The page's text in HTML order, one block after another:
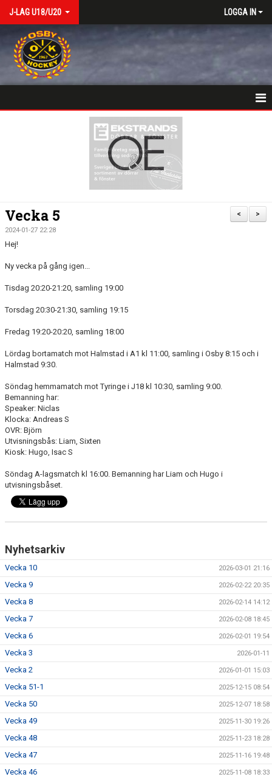
J-LAG U18/U20 LOGGA IN
TRUPPEN
KONTAKT
>
<
Vecka 5
2024-01-27 22:28
Hej!
Ny vecka på gång igen...
Tisdag 20:20-21:20, samling 19:00
Torsdag 20:30-21:30, samling 19:15
Fredag 19:20-20:20, samling 18:00
Lördag bortamatch mot Halmstad i A1 kl 11:00, samling i Osby 8:15 och i
Halmstad 9:30.
Söndag hemmamatch mot Tyringe i J18 kl 10:30, samling 9:00.
Bemanning har:
Speaker: Niclas
Klocka: Andreas S
OVR: Björn
Utvisningsbås: Liam, Sixten
Kiosk: Hugo, Isac S
Söndag A-lagsmatch kl 16:00. Bemanning har Liam och Hugo i
utvisningsbåset.
Nyhetsarkiv
Vecka 10 2026-03-01 21:16
Vecka 9 2026-02-22 20:35
Vecka 8 2026-02-14 14:12
Vecka 7 2026-02-08 18:45
Vecka 6 2026-02-01 19:54
Vecka 3 2026-01-11
Vecka 2 2026-01-01 15:03
Vecka 51-1 2025-12-15 08:54
Vecka 50 2025-12-07 18:58
Vecka 49 2025-11-30 19:26
Vecka 48 2025-11-23 18:28
Vecka 47 2025-11-16 19:48
Vecka 46 2025-11-08 18:33